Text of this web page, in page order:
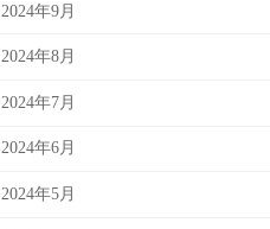
2024年9月
2024年8月
2024年7月
2024年6月
2024年5月